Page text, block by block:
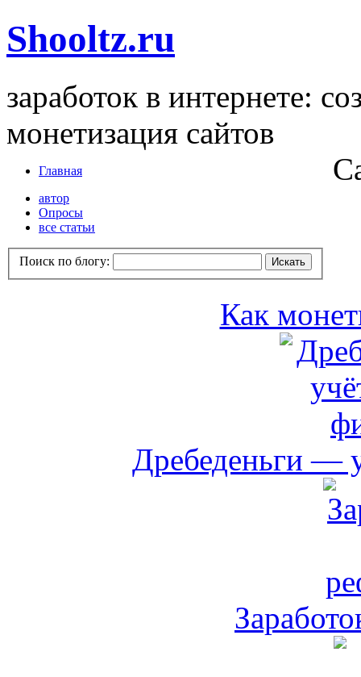
Shooltz.ru
заработок в интернете:
монетизация сайтов
Главная
автор
Опросы
все статьи
Поиск по блогу:
Как
Дребеденьги —